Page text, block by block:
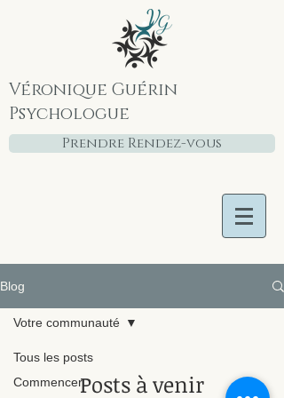
Véronique Guérin
Psychologue
Prendre Rendez-vous
Blog
Tous les posts
Commencer
Votre communauté
Posts à venir